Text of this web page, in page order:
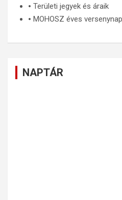
🞄 Területi jegyek és áraik
🞄 MOHOSZ éves
NAPTÁR